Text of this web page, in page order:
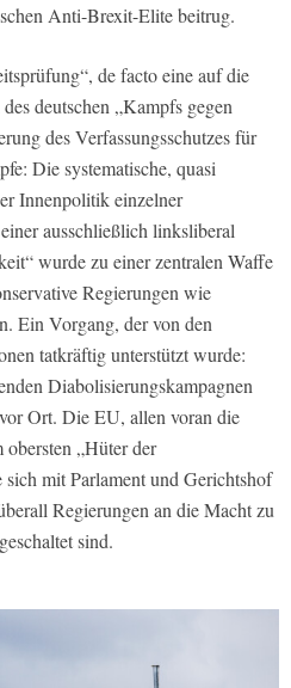
Anti-Brexit-Elite beitrug.
de facto eine auf die
deutschen „Kampfs gegen
des Verfassungsschutzes für
Die systematische, quasi
Innenpolitik einzelner
ausschließlich linksliberal
wurde zu einer zentralen Waffe
Regierungen wie
Ein Vorgang, der von den
tatkräftig unterstützt wurde:
Diabolisierungskampagnen
Ort. Die EU, allen voran die
„Hüter der
mit Parlament und Gerichtshof
Regierungen an die Macht zu
sind.